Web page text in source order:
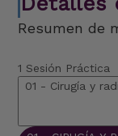
Resumen de
1 Sesión Práctica
01 - Cirugía y